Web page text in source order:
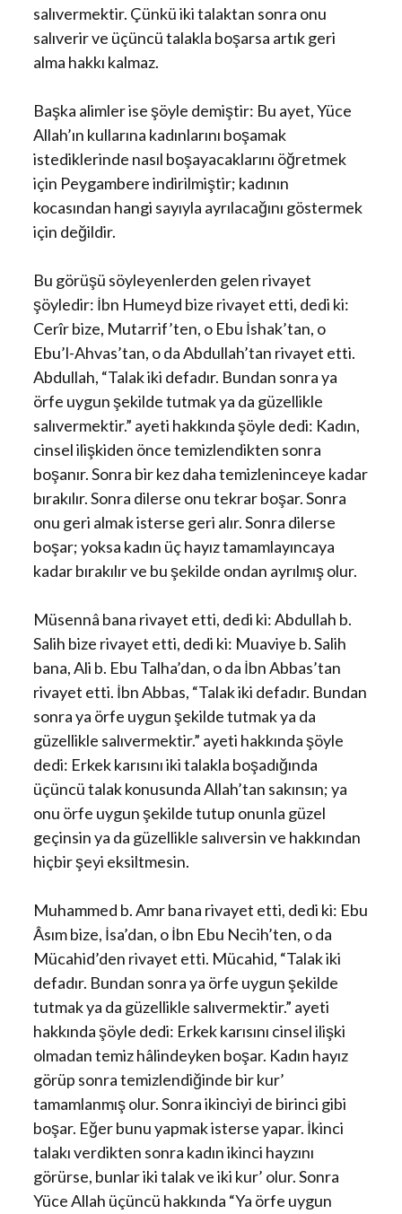
salıvermektir. Çünkü iki talaktan sonra onu
salıverir ve üçüncü talakla boşarsa artık geri
alma hakkı kalmaz.
Başka alimler ise şöyle demiştir: Bu ayet, Yüce
Allah’ın kullarına kadınlarını boşamak
istediklerinde nasıl boşayacaklarını öğretmek
için Peygambere indirilmiştir; kadının
kocasından hangi sayıyla ayrılacağını göstermek
için değildir.
Bu görüşü söyleyenlerden gelen rivayet
şöyledir: İbn Humeyd bize rivayet etti, dedi ki:
Cerîr bize, Mutarrif’ten, o Ebu İshak’tan, o
Ebu’l-Ahvas’tan, o da Abdullah’tan rivayet etti.
Abdullah, “Talak iki defadır. Bundan sonra ya
örfe uygun şekilde tutmak ya da güzellikle
salıvermektir.” ayeti hakkında şöyle dedi: Kadın,
cinsel ilişkiden önce temizlendikten sonra
boşanır. Sonra bir kez daha temizleninceye kadar
bırakılır. Sonra dilerse onu tekrar boşar. Sonra
onu geri almak isterse geri alır. Sonra dilerse
boşar; yoksa kadın üç hayız tamamlayıncaya
kadar bırakılır ve bu şekilde ondan ayrılmış olur.
Müsennâ bana rivayet etti, dedi ki: Abdullah b.
Salih bize rivayet etti, dedi ki: Muaviye b. Salih
bana, Ali b. Ebu Talha’dan, o da İbn Abbas’tan
rivayet etti. İbn Abbas, “Talak iki defadır. Bundan
sonra ya örfe uygun şekilde tutmak ya da
güzellikle salıvermektir.” ayeti hakkında şöyle
dedi: Erkek karısını iki talakla boşadığında
üçüncü talak konusunda Allah’tan sakınsın; ya
onu örfe uygun şekilde tutup onunla güzel
geçinsin ya da güzellikle salıversin ve hakkından
hiçbir şeyi eksiltmesin.
Muhammed b. Amr bana rivayet etti, dedi ki: Ebu
Âsım bize, İsa’dan, o İbn Ebu Necih’ten, o da
Mücahid’den rivayet etti. Mücahid, “Talak iki
defadır. Bundan sonra ya örfe uygun şekilde
tutmak ya da güzellikle salıvermektir.” ayeti
hakkında şöyle dedi: Erkek karısını cinsel ilişki
olmadan temiz hâlindeyken boşar. Kadın hayız
görüp sonra temizlendiğinde bir kur’
tamamlanmış olur. Sonra ikinciyi de birinci gibi
boşar. Eğer bunu yapmak isterse yapar. İkinci
talakı verdikten sonra kadın ikinci hayzını
görürse, bunlar iki talak ve iki kur’ olur. Sonra
Yüce Allah üçüncü hakkında “Ya örfe uygun